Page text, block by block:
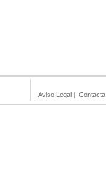
Aviso Legal | Contacta